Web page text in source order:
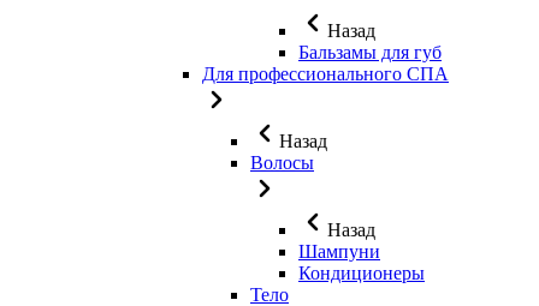
Назад
Бальзамы для губ
Для профессионального СПА
Назад
Волосы
Назад
Шампуни
Кондиционеры
Тело